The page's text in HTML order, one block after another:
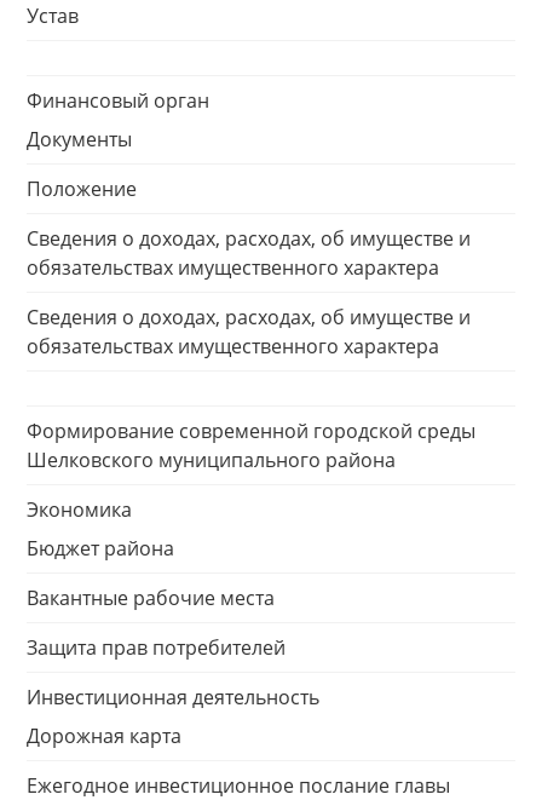
Устав
Финансовый орган
Документы
Положение
Сведения о доходах, расходах, об имуществе и
обязательствах имущественного характера
Сведения о доходах, расходах, об имуществе и
обязательствах имущественного характера
Формирование современной городской среды
Шелковского муниципального района
Экономика
Бюджет района
Вакантные рабочие места
Защита прав потребителей
Инвестиционная деятельность
Дорожная карта
Ежегодное инвестиционное послание главы